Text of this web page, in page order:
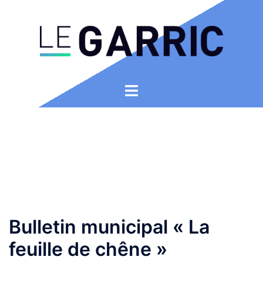
Ouvrir/fermer
Bulletin municipal « La
feuille de chêne »